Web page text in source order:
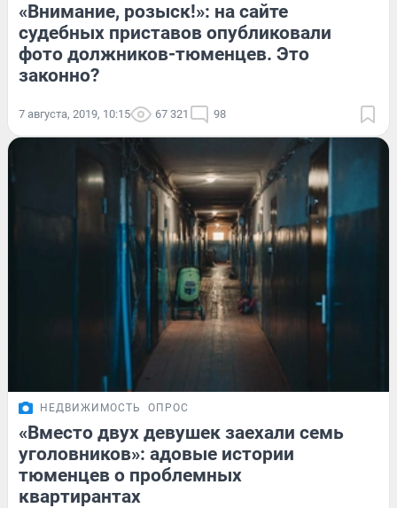
«Внимание, розыск!»: на сайте
судебных приставов опубликовали
фото должников-тюменцев. Это
законно?
7 августа, 2019, 10:15 67 321 98
НЕДВИЖИМОСТЬ ОПРОС
«Вместо двух девушек заехали семь
уголовников»: адовые истории
тюменцев о проблемных
квартирантах